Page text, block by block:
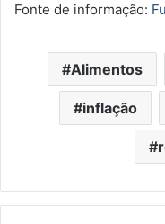
Fonte de informação:
Alimentos
inflação